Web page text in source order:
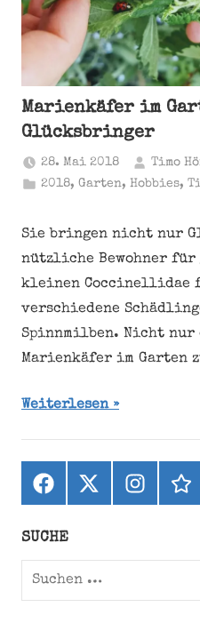
Marienkäfer im
Glücksbringer
28. Mai 2018
Timo
2018,Garten,Hobbies,
Sie bringen nicht nur
nützliche Bewohner
kleinen Coccinellidae
verschiedene
Spinnmilben. Nicht
Marienkäfer im Garten
Weiterlesen
Facebook
X
(ehemals
Instagram
SUCHE
Suchen